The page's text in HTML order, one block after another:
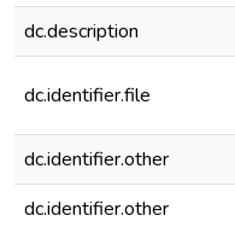
dc.description
dc.identifier.file
dc.identifier.other
dc.identifier.other